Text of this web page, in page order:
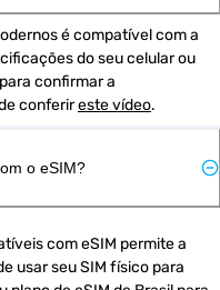
é compatível com a
do seu celular ou
confirmar a
conferir este vídeo.
o eSIM?
com eSIM permite a
usar seu SIM físico para